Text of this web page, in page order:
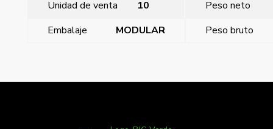
Unidad de venta 10
Peso neto
Embalaje
MODULAR Peso bruto